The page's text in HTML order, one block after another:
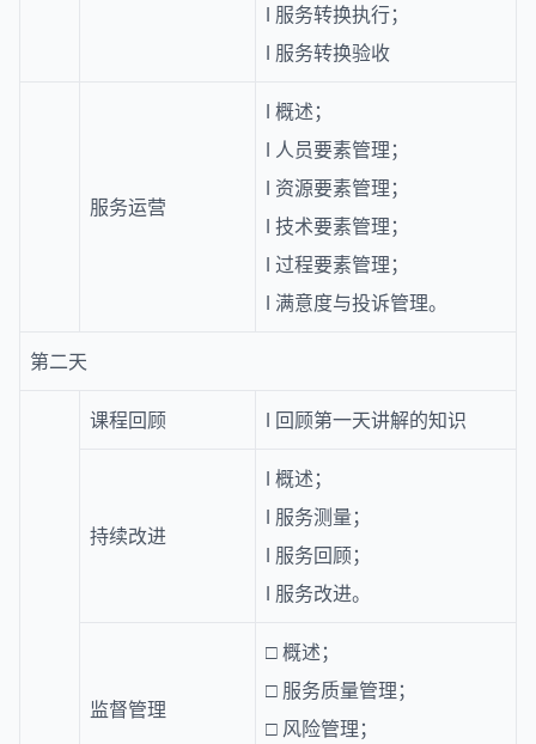
l 服务转换执行；
l 服务转换验收
服务运营
l 概述；
l 人员要素管理；
l 资源要素管理；
l 技术要素管理；
l 过程要素管理；
l 满意度与投诉管理。
第二天
课程回顾 l 回顾第一天讲解的知识
持续改进
l 概述；
l 服务测量；
l 服务回顾；
l 服务改进。
监督管理
□概述；
□ 服务质量管理；
□ 风险管理；